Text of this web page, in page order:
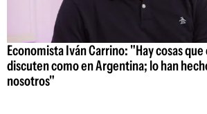
Economista Iván Carrino: "Hay cosas que
discuten como en Argentina; lo han
nosotros"